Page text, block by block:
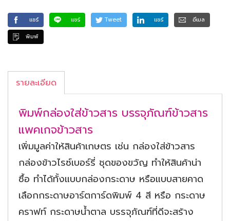
แชร์ แชร์ Tweet แชร์
อีเมล
พิมพ์
รายละเอียด
พิมพ์กล่องใส่ข้าวสาร บรรจุภัณฑ์ข้าวสาร
แพคเกจข้าวสาร
เพิ่มมูลค่าให้สินค้าเกษตร เช่น กล่องใส่ข้าวสาร
กล่องข้าวไรซ์เบอร์รี่ ชุดของขวัญ ทำให้สินค้าน่า
ซื้อ ทำได้ทั้งแบบกล่องกระดาษ หรือแบบสายคาด
เลือกกระดาษอาร์ตการ์ดพิมพ์ 4 สี หรือ กระดาษ
คราฟท์ กระดาษน้ำตาล บรรจุภัณฑ์ที่ดีจะสร้าง